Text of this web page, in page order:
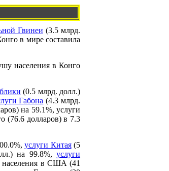
Гвинеи (3.5 млрд.
в мире составила
населения в Конго
(0.5 млрд. долл.)
Габона (4.3 млрд.
на 59.1%, услуги
(76.6 долларов) в 7.3
услуги Китая(5
на 99.8%,услуги
населения в США (41